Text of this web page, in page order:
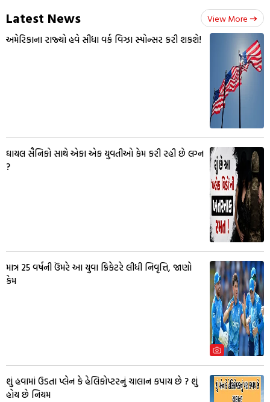
Latest News View More
અમેરિકાના રાજ્યો હવે સીધા વર્ક વિઝા સ્પોન્સર કરી શકશે!
ઘાયલ સૈનિકો સાથે એકા એક યુવતીઓ કેમ કરી રહી છે લગ્ન
?
માત્ર 25 વર્ષની ઉંમરે આ યુવા ક્રિકેટરે લીધી નિવૃત્તિ, જાણો
કેમ
શું હવામાં ઉડતા પ્લેન કે હેલિકોપ્ટરનું ચાલાન કપાય છે ? શું
હોય છે નિયમ